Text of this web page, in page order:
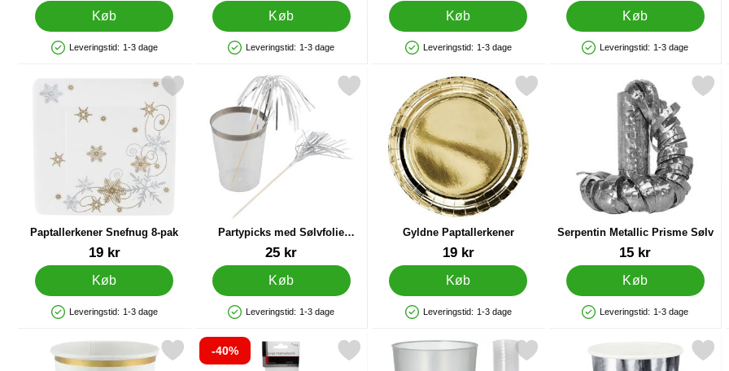
Køb
Produkttilgængelighed: På lager
Leveringstid: 1-3 dage
Køb
Produkttilgængelighed: På lager
Leveringstid: 1-3 dage
Køb
Produkttilgængelighed: På lager
Leveringstid: 1-3 dage
Køb
Produkttilgængelighed: På lager
Leveringstid: 1-3 dage
Paptallerkener Snefnug 8-pak
19 kr
Køb
Produkttilgængelighed: På lager
Leveringstid: 1-3 dage
Markér paptallerkener Snefnug 8-pak som favorit
Partypicks med Sølvfolie
Frynser 25-pak
25 kr
Køb
Produkttilgængelighed: På lager
Leveringstid: 1-3 dage
Markér partypicks med Sølvfolie Frynser 25-pak som favorit
Gyldne Paptallerkener
19 kr
Køb
Produkttilgængelighed: På lager
Leveringstid: 1-3 dage
Markér gyldne Paptallerkener som favorit
Serpentin Metallic Prisme Sølv
15 kr
Køb
Produkttilgængelighed: På lager
Leveringstid: 1-3 dage
Markér serpentin Metallic
Markér papkrus Hvid med Guldkant som favorit
-40% Markér plastik Knive Sølv som favoritMarkér plastglas Genanvendelige 50cl 30-pak som favorit
Markér krus Metallic